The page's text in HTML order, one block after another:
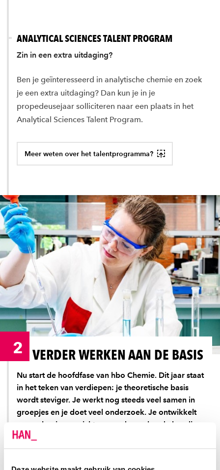
ANALYTICAL SCIENCES TALENT PROGRAM
Zin in een extra uitdaging?
Ben je geïnteresseerd in analytische chemie en zoek
je een extra uitdaging? Dan kun je in je
propedeusejaar solliciteren naar een plaats in het
Analytical Sciences Talent Program.
Meer weten over het talentprogramma?
VERDER WERKEN AAN DE BASIS
Nu start de hoofdfase van hbo Chemie. Dit jaar staat
in het teken van verdiepen: je theoretische basis
wordt steviger. Je werkt nog steeds veel samen in
groepjes en je doet veel onderzoek. Je ontwikkelt
een oplossingsgerichte en onderzoekende houding.
Al deze ingrediënten zorgen ervoor dat jij straks
goede kans hebt op een mooie baan. Aan het einde
2